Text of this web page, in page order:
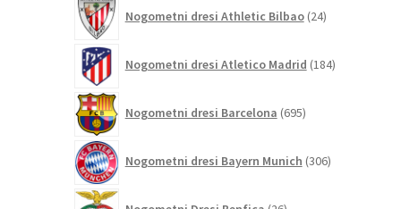
Nogometni dresi Athletic Bilbao 24izdelkov
Nogometni dresi Atletico Madrid 184izdelkov
Nogometni dresi Barcelona 695izdelkov
Nogometni dresi Bayern Munich 306izdelkov